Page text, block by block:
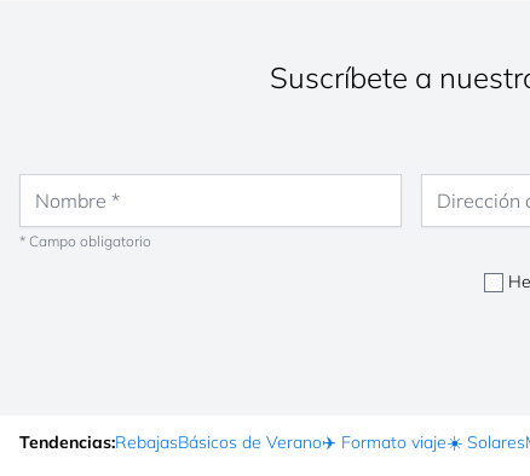
Suscríbete a
* Campo obligatorio
Tendencias:RebajasBásicos de Verano✈️ Formato viaje☀️ Solares